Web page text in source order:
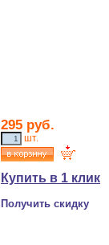
295 руб.
шт.
Купить в 1 клик
Получить скидку